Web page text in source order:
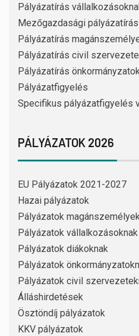
Pályázatírás
Mezőgazdasági pályázatírás
Pályázatírás
Pályázatírás civil
Pályázatírás
Pályázatfigyelés
Specifikus pályázatfigyelés
PÁLYÁZATOK 2026
EU Pályázatok 2021-2027
Hazai pályázatok
Pályázatok
Pályázatok vállalkozásoknak
Pályázatok diákoknak
Pályázatok
Pályázatok civil
Álláshirdetések
Ösztöndíj pályázatok
KKV pályázatok